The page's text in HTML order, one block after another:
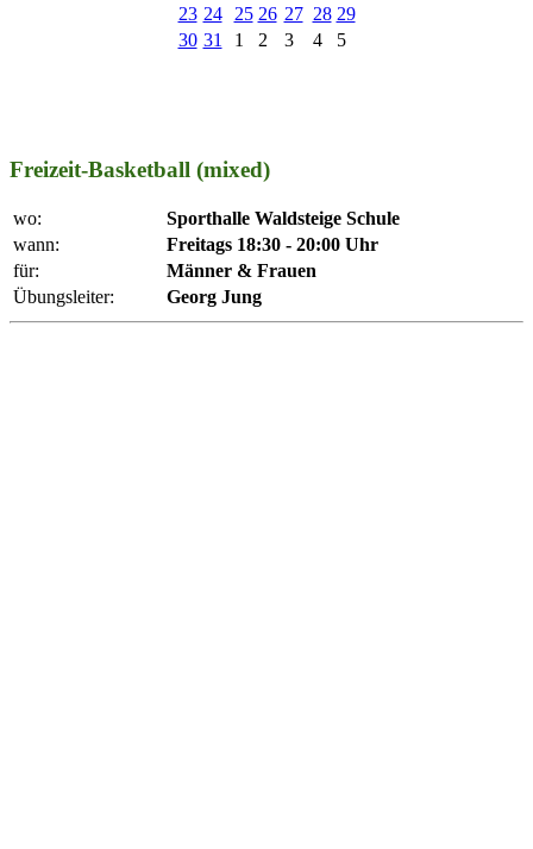
23 24 25 26 27 28 29
30 31 1 2 3 4 5
Freizeit-Basketball (mixed)
wo:
Sporthalle Waldsteige Schule
wann:
Freitags 18:30 - 20:00 Uhr
für:
Männer & Frauen
Übungsleiter:
Georg Jung